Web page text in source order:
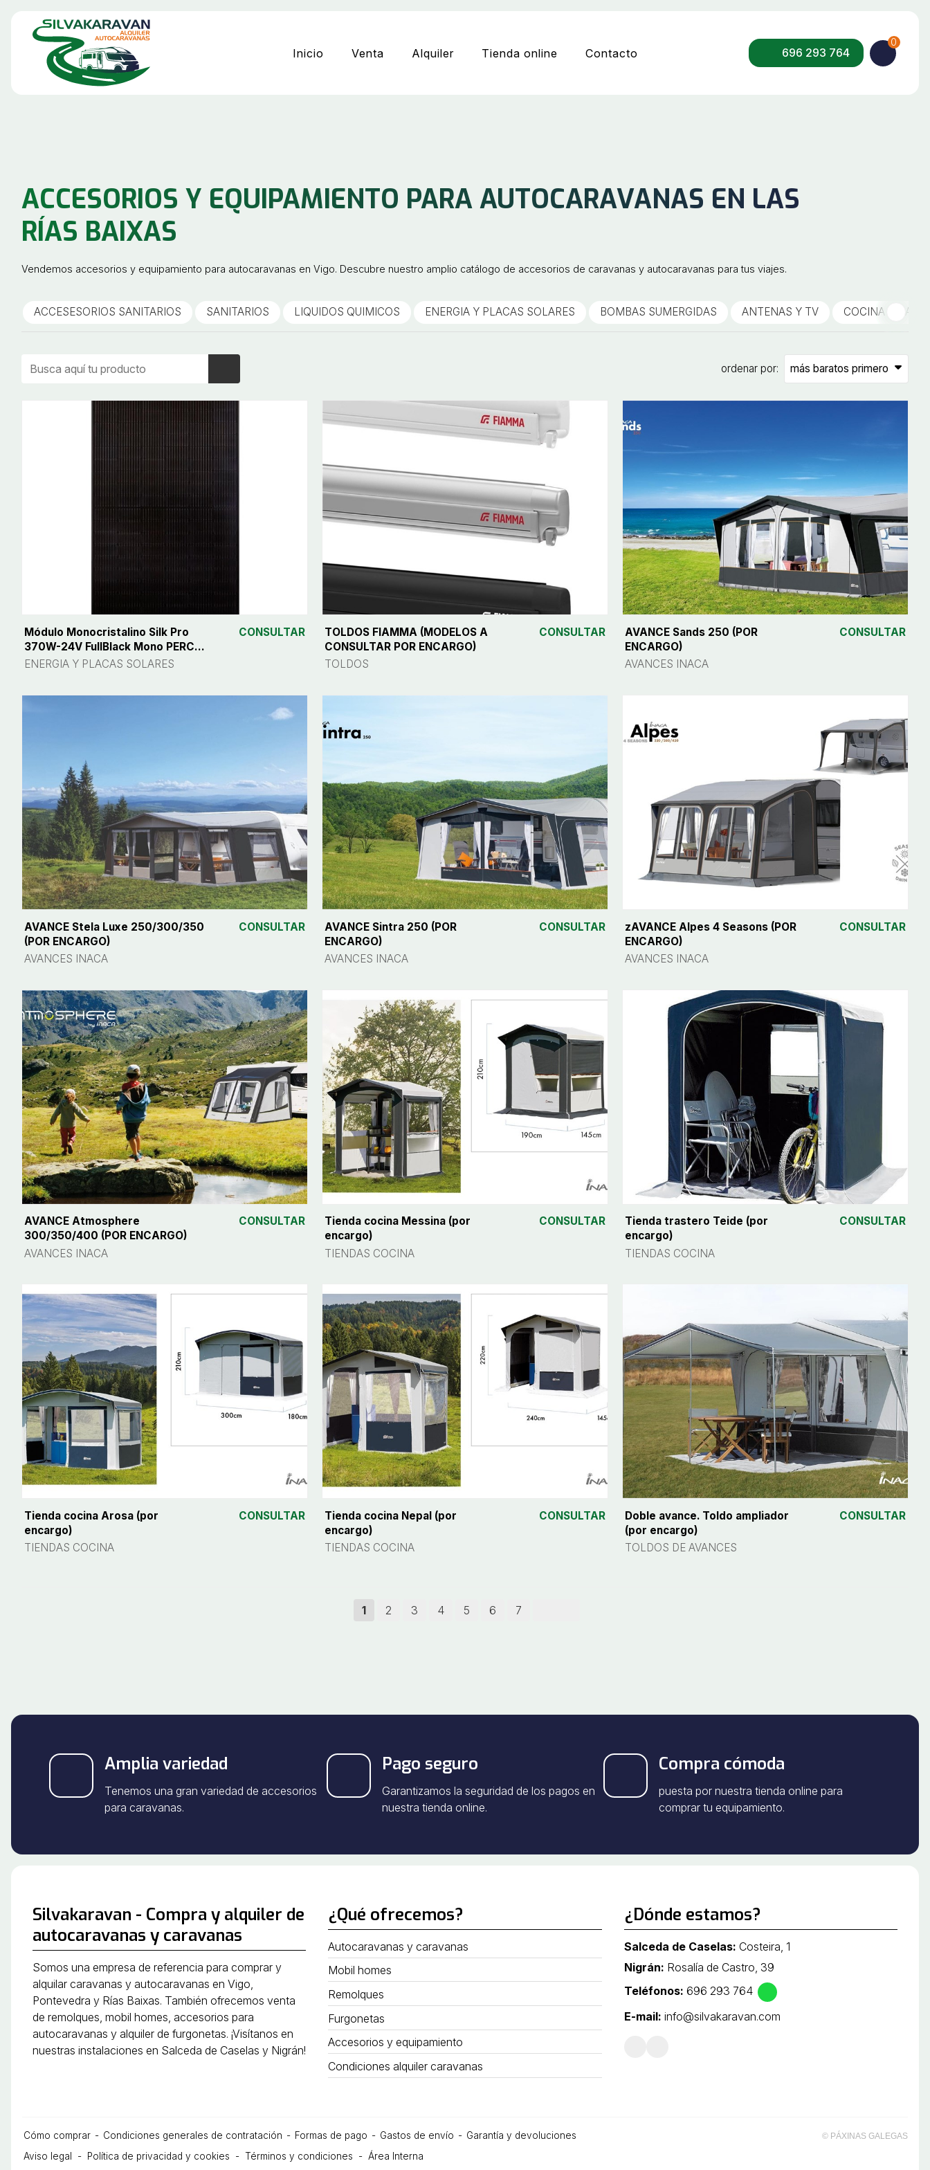
Inicio Venta Alquiler Tienda online Contacto 696 293 764
0
ACCESORIOS Y EQUIPAMIENTO PARA AUTOCARAVANAS EN LAS
RÍAS BAIXAS
Vendemos accesorios y equipamiento para autocaravanas en Vigo. Descubre nuestro amplio catálogo de accesorios de caravanas y autocaravanas para tus viajes.
ACCESESORIOS SANITARIOS SANITARIOS LIQUIDOS QUIMICOS ENERGIA Y PLACAS SOLARES BOMBAS SUMERGIDAS ANTENAS Y TV COCINA Y GAS
ordenar por:
Módulo Monocristalino Silk Pro
370W-24V FullBlack Mono PERC
1755x1038x30mm
ENERGIA Y PLACAS SOLARES
CONSULTAR
TOLDOS FIAMMA (MODELOS A
CONSULTAR POR ENCARGO)
TOLDOS
CONSULTAR
AVANCE Sands 250 (POR
ENCARGO)
AVANCES INACA
CONSULTAR
AVANCE Stela Luxe 250/300/350
(POR ENCARGO)
AVANCES INACA
CONSULTAR
AVANCE Sintra 250 (POR
ENCARGO)
AVANCES INACA
CONSULTAR
zAVANCE Alpes 4 Seasons (POR
ENCARGO)
AVANCES INACA
CONSULTAR
AVANCE Atmosphere
300/350/400 (POR ENCARGO)
AVANCES INACA
CONSULTAR
Tienda cocina Messina (por
encargo)
TIENDAS COCINA
CONSULTAR
Tienda trastero Teide (por
encargo)
TIENDAS COCINA
CONSULTAR
Tienda cocina Arosa (por
encargo)
TIENDAS COCINA
CONSULTAR
Tienda cocina Nepal (por
encargo)
TIENDAS COCINA
CONSULTAR
Doble avance. Toldo ampliador
(por encargo)
TOLDOS DE AVANCES
CONSULTAR
1 2 3 4 5 6 7
Amplia variedad
Tenemos una gran variedad de accesorios
para caravanas.
Pago seguro
Garantizamos la seguridad de los pagos en
nuestra tienda online.
Compra cómoda
puesta por nuestra tienda online para
comprar tu equipamiento.
Silvakaravan - Compra y alquiler de
autocaravanas y caravanas
Somos una empresa de referencia para comprar y
alquilar caravanas y autocaravanas en Vigo,
Pontevedra y Rías Baixas. También ofrecemos venta
de remolques, mobil homes, accesorios para
autocaravanas y alquiler de furgonetas. ¡Visítanos en
nuestras instalaciones en Salceda de Caselas y Nigrán!
¿Qué ofrecemos?
Autocaravanas y caravanas
Mobil homes
Remolques
Furgonetas
Accesorios y equipamiento
Condiciones alquiler caravanas
¿Dónde estamos?
Salceda de Caselas: Costeira, 1
Nigrán: Rosalía de Castro, 39
Teléfonos: 696 293 764
E-mail: info@silvakaravan.com
Cómo comprar Condiciones generales de contratación Formas de pago Gastos de envío
Garantía y devoluciones
Aviso legal
Política de privacidad y cookies Términos y condiciones Área Interna
© PÁXINAS GALEGAS